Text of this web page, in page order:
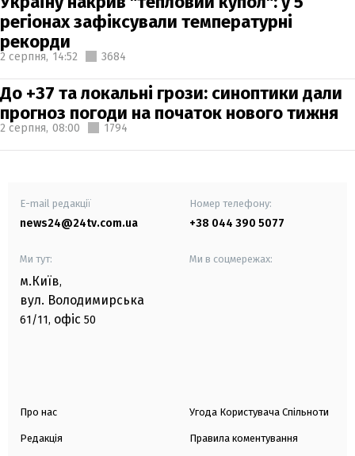
регіонах зафіксували температурні
рекорди
2 серпня, 14:52 3684
До +37 та локальні грози: синоптики дали
прогноз погоди на початок нового тижня
2 серпня, 08:00 1794
E-mail редакції
news24@24tv.com.ua
Номер телефону:
+38 044 390 5077
Ми тут:
м.Київ,
вул. Володимирська
61/11, офіс 50
Ми в соцмережах:
Про нас
Редакція
Угода Користувача Спільноти
Правила коментування